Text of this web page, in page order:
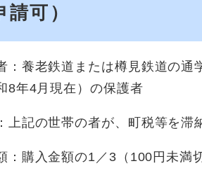
請可）
：養老鉄道または樽見鉄道の通
8年4月現在）の保護者
上記の世帯の者が、町税等を滞
：購入金額の1／3（100円未満